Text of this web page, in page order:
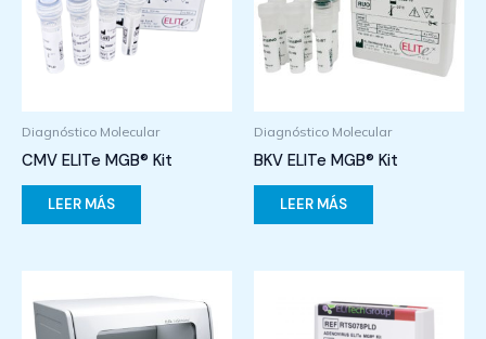
Diagnóstico Molecular
CMV ELITe MGB® Kit
LEER MÁS
Diagnóstico Molecular
BKV ELITe MGB® Kit
LEER MÁS